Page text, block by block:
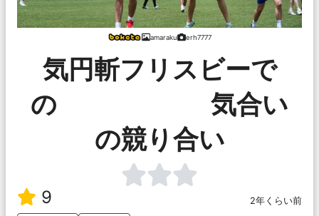
amaraku erh7777
気円斬フリスビーで
の 気合い
の競り合い
9
2年くらい前